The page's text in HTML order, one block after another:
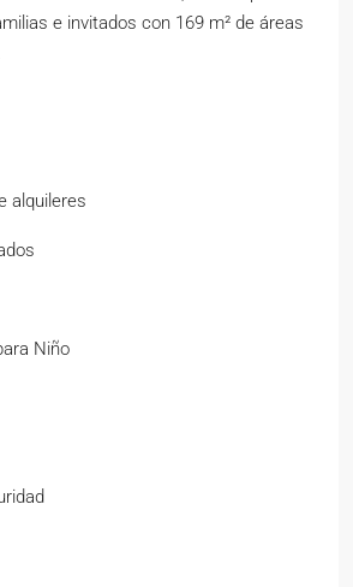
e invitados con 169 m² de áreas
alquileres
Niño